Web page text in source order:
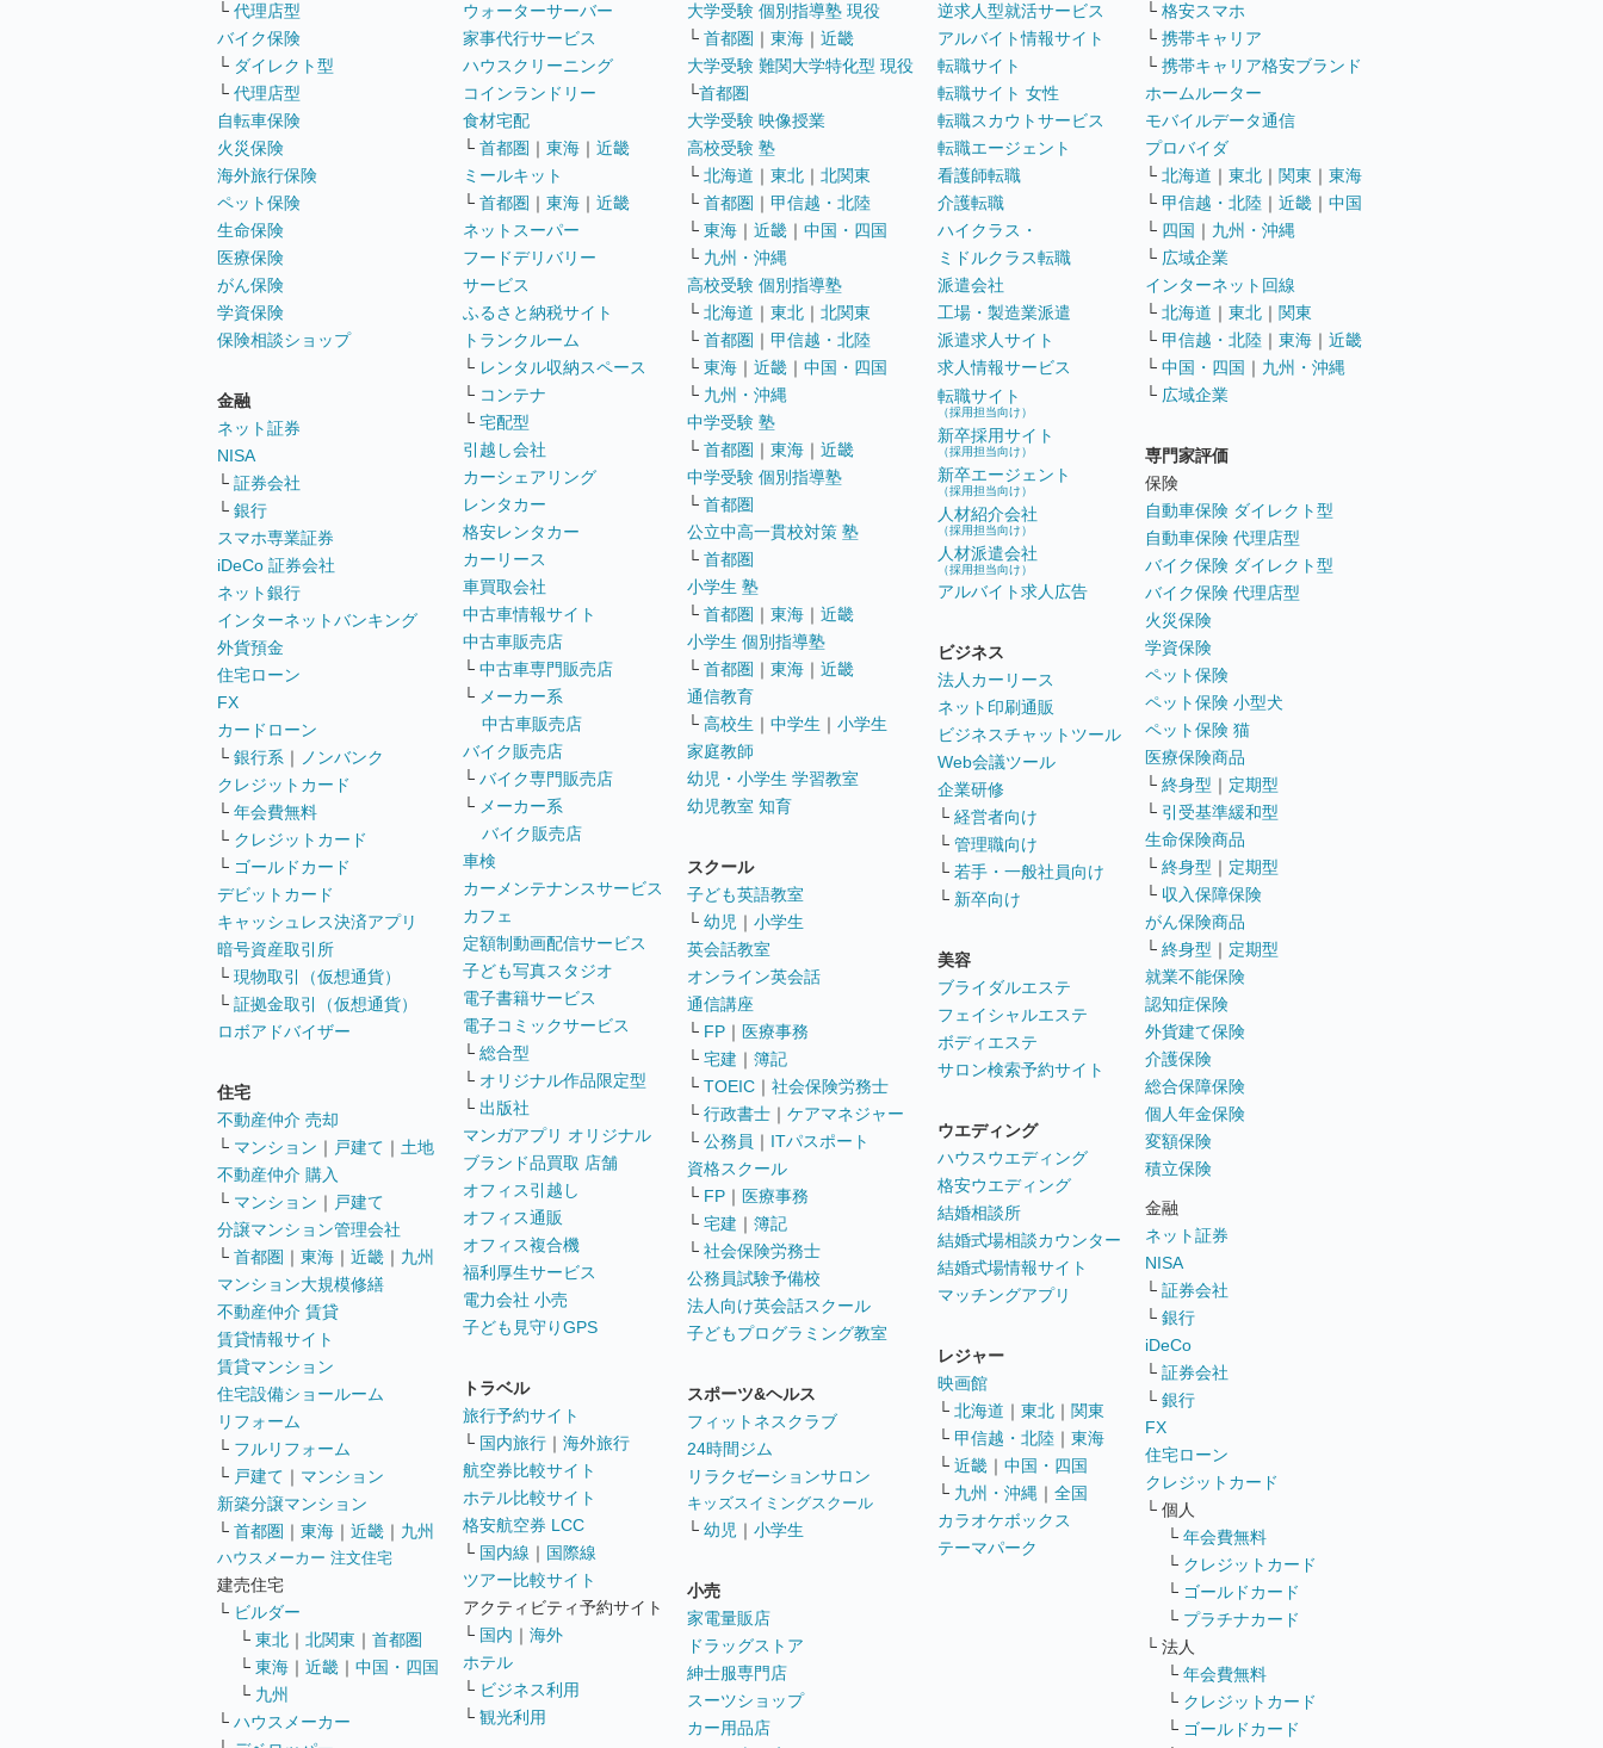
└ 代理店型
バイク保険
└ ダイレクト型
└ 代理店型
自転車保険
火災保険
海外旅行保険
ペット保険
生命保険
医療保険
がん保険
学資保険
保険相談ショップ
金融
ネット証券
NISA
└ 証券会社
└ 銀行
スマホ専業証券
iDeCo 証券会社
ネット銀行
インターネットバンキング
外貨預金
住宅ローン
FX
カードローン
└ 銀行系 ｜
ノンバンク
クレジットカード
└ 年会費無料
└ クレジットカード
└ ゴールドカード
デビットカード
キャッシュレス決済アプリ
暗号資産取引所
└ 現物取引（仮想通貨）
└ 証拠金取引（仮想通貨）
ロボアドバイザー
住宅
不動産仲介 売却
└ マンション ｜ 戸建て ｜ 土地
不動産仲介 購入
└ マンション ｜ 戸建て
分譲マンション管理会社
└ 首都圏 ｜ 東海 ｜ 近畿 ｜ 九州
マンション大規模修繕
不動産仲介 賃貸
賃貸情報サイト
賃貸マンション
住宅設備ショールーム
リフォーム
└ フルリフォーム
└ 戸建て ｜ マンション
新築分譲マンション
└ 首都圏 ｜ 東海 ｜ 近畿 ｜ 九州
ハウスメーカー 注文住宅
建売住宅
└ ビルダー
└ 東北 ｜ 北関東 ｜ 首都圏
└ 東海 ｜ 近畿 ｜ 中国・四国
└ 九州
└ ハウスメーカー
ウォーターサーバー
家事代行サービス
ハウスクリーニング
コインランドリー
食材宅配
└ 首都圏 ｜ 東海 ｜ 近畿
ミールキット
└ 首都圏 ｜ 東海 ｜ 近畿
ネットスーパー
フードデリバリー
サービス
ふるさと納税サイト
トランクルーム
└ レンタル収納スペース
└ コンテナ
└ 宅配型
引越し会社
カーシェアリング
レンタカー
格安レンタカー
カーリース
車買取会社
中古車情報サイト
中古車販売店
└ 中古車専門販売店
└ メーカー系
中古車販売店
バイク販売店
└ バイク専門販売店
└ メーカー系
バイク販売店
車検
カーメンテナンスサービス
カフェ
定額制動画配信サービス
子ども写真スタジオ
電子書籍サービス
電子コミックサービス
└ 総合型
└ オリジナル作品限定型
└ 出版社
マンガアプリ オリジナル
ブランド品買取 店舗
オフィス引越し
オフィス通販
オフィス複合機
福利厚生サービス
電力会社 小売
子ども見守りGPS
トラベル
旅行予約サイト
└ 国内旅行 ｜ 海外旅行
航空券比較サイト
ホテル比較サイト
格安航空券 LCC
└ 国内線 ｜ 国際線
ツアー比較サイト
アクティビティ予約サイト
└ 国内 ｜ 海外
ホテル
└ ビジネス利用
└ 観光利用
大学受験 個別指導塾 現役
└ 首都圏 ｜ 東海 ｜ 近畿
大学受験 難関大学特化型 現役
└首都圏
大学受験 映像授業
高校受験 塾
└ 北海道 ｜ 東北 ｜ 北関東
└ 首都圏 ｜ 甲信越・北陸
└ 東海 ｜ 近畿 ｜ 中国・四国
└ 九州・沖縄
高校受験 個別指導塾
└ 北海道 ｜ 東北 ｜ 北関東
└ 首都圏 ｜ 甲信越・北陸
└ 東海 ｜ 近畿 ｜ 中国・四国
└ 九州・沖縄
中学受験 塾
└ 首都圏 ｜ 東海 ｜ 近畿
中学受験 個別指導塾
└ 首都圏
公立中高一貫校対策 塾
└ 首都圏
小学生 塾
└ 首都圏 ｜ 東海 ｜ 近畿
小学生 個別指導塾
└ 首都圏 ｜ 東海 ｜ 近畿
通信教育
└ 高校生 ｜ 中学生 ｜ 小学生
家庭教師
幼児・小学生 学習教室
幼児教室 知育
スクール
子ども英語教室
└ 幼児 ｜ 小学生
英会話教室
オンライン英会話
通信講座
└ FP ｜ 医療事務
└ 宅建 ｜ 簿記
└ TOEIC ｜ 社会保険労務士
└ 行政書士 ｜ ケアマネジャー
└ 公務員 ｜ ITパスポート
資格スクール
└ FP ｜ 医療事務
└ 宅建 ｜ 簿記
└ 社会保険労務士
公務員試験予備校
法人向け英会話スクール
子どもプログラミング教室
スポーツ&ヘルス
フィットネスクラブ
24時間ジム
リラクゼーションサロン
キッズスイミングスクール
└ 幼児 ｜ 小学生
小売
家電量販店
ドラッグストア
紳士服専門店
スーツショップ
カー用品店
逆求人型就活サービス
アルバイト情報サイト
転職サイト
転職サイト 女性
転職スカウトサービス
転職エージェント
看護師転職
介護転職
ハイクラス・
ミドルクラス転職
派遣会社
工場・製造業派遣
派遣求人サイト
求人情報サービス
転職サイト
（採用担当向け）
新卒採用サイト
（採用担当向け）
新卒エージェント
（採用担当向け）
人材紹介会社
（採用担当向け）
人材派遣会社
（採用担当向け）
アルバイト求人広告
ビジネス
法人カーリース
ネット印刷通販
ビジネスチャットツール
Web会議ツール
企業研修
└ 経営者向け
└ 管理職向け
└ 若手・一般社員向け
└ 新卒向け
美容
ブライダルエステ
フェイシャルエステ
ボディエステ
サロン検索予約サイト
ウエディング
ハウスウエディング
格安ウエディング
結婚相談所
結婚式場相談カウンター
結婚式場情報サイト
マッチングアプリ
レジャー
映画館
└ 北海道 ｜ 東北 ｜ 関東
└ 甲信越・北陸 ｜ 東海
└ 近畿 ｜ 中国・四国
└ 九州・沖縄 ｜ 全国
カラオケボックス
テーマパーク
└ 格安スマホ
└ 携帯キャリア
└ 携帯キャリア格安ブランド
ホームルーター
モバイルデータ通信
プロバイダ
└ 北海道 ｜ 東北 ｜ 関東 ｜ 東海
└ 甲信越・北陸 ｜ 近畿 ｜ 中国
└ 四国 ｜ 九州・沖縄
└ 広域企業
インターネット回線
└ 北海道 ｜ 東北 ｜ 関東
└ 甲信越・北陸 ｜ 東海 ｜ 近畿
└ 中国・四国 ｜ 九州・沖縄
└ 広域企業
専門家評価
保険
自動車保険 ダイレクト型
自動車保険 代理店型
バイク保険 ダイレクト型
バイク保険 代理店型
火災保険
学資保険
ペット保険
ペット保険 小型犬
ペット保険 猫
医療保険商品
└ 終身型 ｜ 定期型
└ 引受基準緩和型
生命保険商品
└ 終身型 ｜ 定期型
└ 収入保障保険
がん保険商品
└ 終身型 ｜ 定期型
就業不能保険
認知症保険
外貨建て保険
介護保険
総合保障保険
個人年金保険
変額保険
積立保険
金融
ネット証券
NISA
└ 証券会社
└ 銀行
iDeCo
└ 証券会社
└ 銀行
FX
住宅ローン
クレジットカード
└ 個人
└ 年会費無料
└ クレジットカード
└ ゴールドカード
└ プラチナカード
└ 法人
└ 年会費無料
└ クレジットカード
└ ゴールドカード